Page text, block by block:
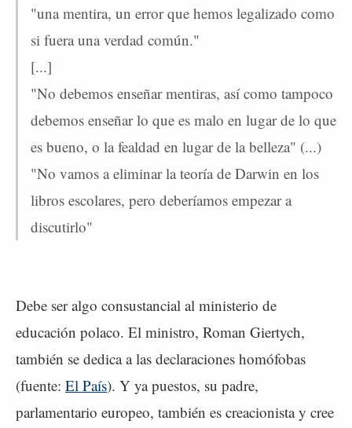
"una mentira, un error que hemos legalizado como
si fuera una verdad común."
[...]
"No debemos enseñar mentiras, así como tampoco
debemos enseñar lo que es malo en lugar de lo que
es bueno, o la fealdad en lugar de la belleza" (...)
"No vamos a eliminar la teoría de Darwin en los
libros escolares, pero deberíamos empezar a
discutirlo"
Debe ser algo consustancial al ministerio de
educación polaco. El ministro, Roman Giertych,
también se dedica a las declaraciones homófobas
(fuente: El País). Y ya puestos, su padre,
parlamentario europeo, también es creacionista y cree